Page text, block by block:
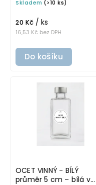
na potravinové láhve
Skladem (>10 ks)
16,53 Kč bez DPH
20 Kč / ks
Do košíku
OCET VINNÝ - BÍLÝ
průměr 5 cm – bílá v